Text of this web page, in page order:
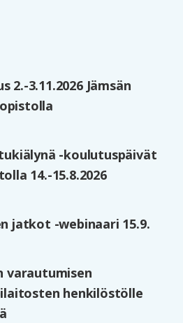
2.-3.11.2026 Jämsän
-koulutuspäivät
14.-15.8.2026
jatkot -webinaari 15.9.
varautumisen
henkilöstölle